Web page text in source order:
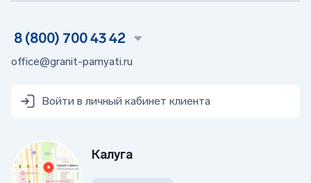
8 (800) 700 43 42
office@granit-pamyati.ru
Войти в личный кабинет клиента
Калуга